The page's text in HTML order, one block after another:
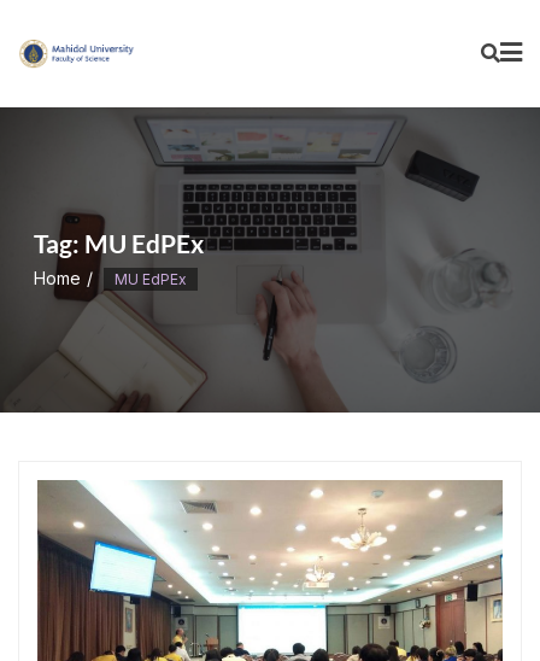
content
Tag: MU EdPEx
Home MU EdPEx